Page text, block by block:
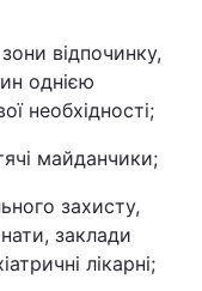
відпочинку,
однією
необхідності;
майданчики;
захисту,
заклади
лікарні;